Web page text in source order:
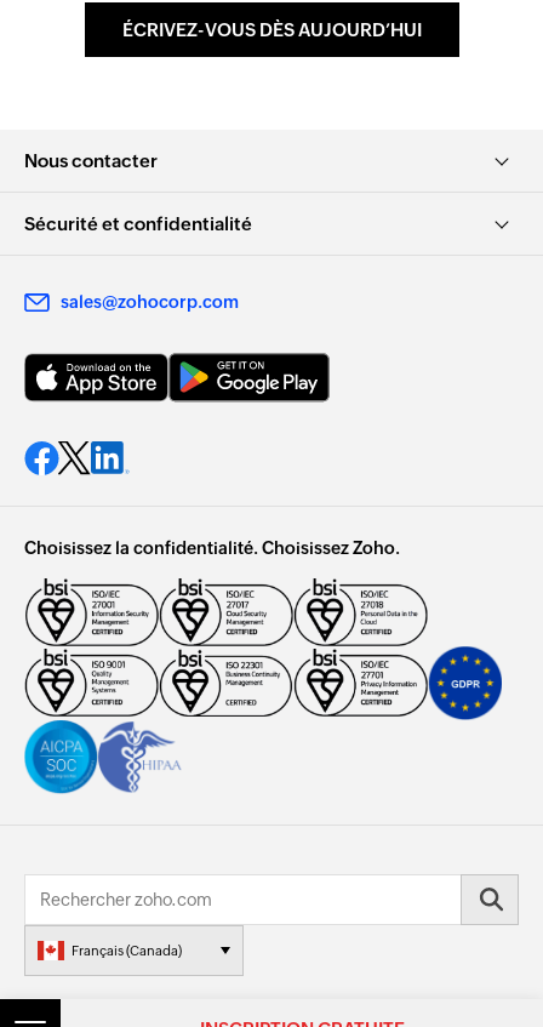
ÉCRIVEZ-VOUS DÈS AUJOURD’HUI
Nous contacter
Sécurité et confidentialité
sales@zohocorp.com
Choisissez la confidentialité. Choisissez Zoho.
Français (Canada)
© 2026, Zoho Corporation Pvt. Ltd. Tous les droits sont réservés.